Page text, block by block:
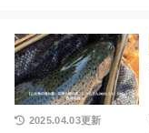
2025.04.03更新